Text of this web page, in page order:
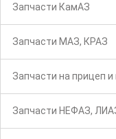
Запчасти КамАЗ
Запчасти МАЗ, КРАЗ
Запчасти на прицеп и
Запчасти НЕФАЗ,